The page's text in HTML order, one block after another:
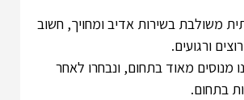
משולבת בשירות אדיב ומחויך, חשוב
ורגועים.
מנוסים מאוד בתחום, ונבחרו לאחר
בתחום.